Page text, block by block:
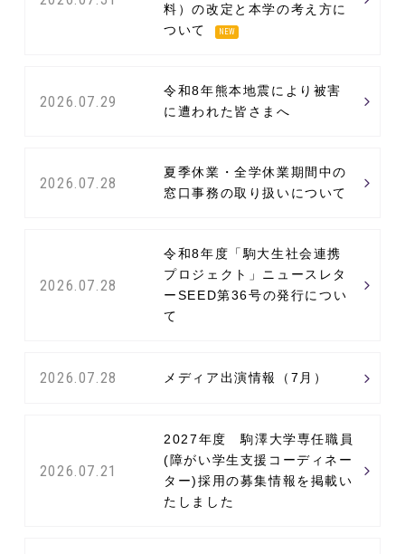
料）の改定と本学の考え方に
ついて
NEW
2026.07.29
令和8年熊本地震により被害
に遭われた皆さまへ
2026.07.28
夏季休業・全学休業期間中の
窓口事務の取り扱いについて
2026.07.28
令和8年度「駒大生社会連携
プロジェクト」ニュースレタ
ーSEED第36号の発行につい
て
2026.07.28 メディア出演情報（7月）
2026.07.21
2027年度 駒澤大学専任職員
(障がい学生支援コーディネー
ター)採用の募集情報を掲載い
たしました